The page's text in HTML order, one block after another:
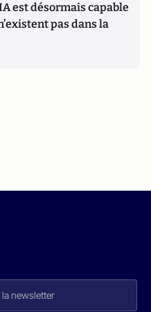
est désormais capable
pas dans la